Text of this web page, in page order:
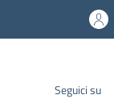
Seguici su